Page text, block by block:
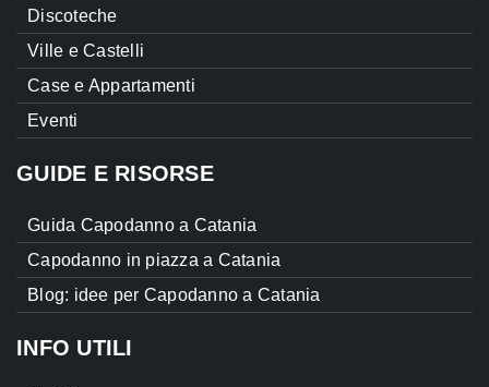
Discoteche
Ville e Castelli
Case e Appartamenti
Eventi
GUIDE E RISORSE
Guida Capodanno a Catania
Capodanno in piazza a Catania
Blog: idee per Capodanno a Catania
INFO UTILI